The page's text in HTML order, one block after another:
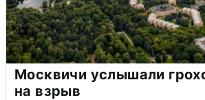
Москвичи услышали
на взрыв